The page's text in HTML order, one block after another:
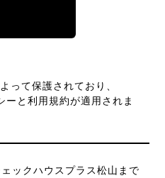
って保護されており、
ー と利用規約が適用されま
ックハウスプラス松山まで